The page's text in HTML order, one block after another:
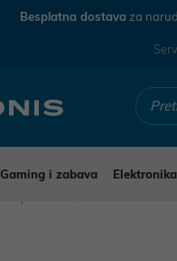
Besplatna dostava za
Gaming i zabava Elektronika